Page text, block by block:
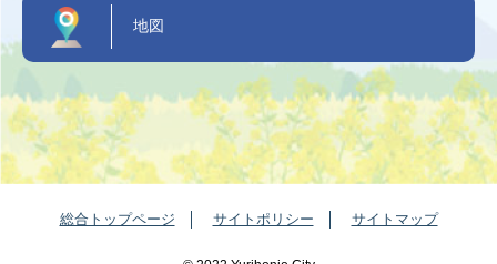
地図
総合トップページ サイトポリシー サイトマップ